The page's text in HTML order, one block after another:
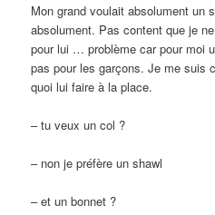
Mon grand voulait absolument un
absolument. Pas content que je
pour lui … problème car pour moi
pas pour les garçons. Je me suis
quoi lui faire à la place.
– tu veux un col ?
– non je préfère un shawl
– et un bonnet ?